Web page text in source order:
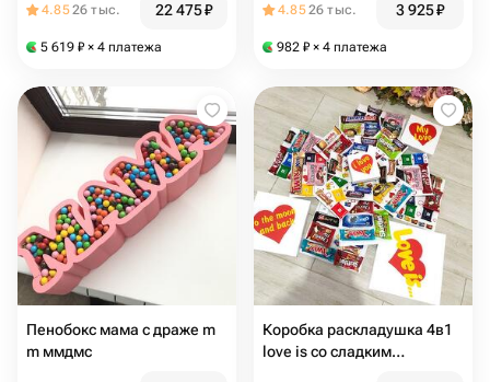
4.8526 тыс. 22 475₽
5 619 ₽ × 4 платежа
4.8526 тыс. 3 925₽
982 ₽ × 4 платежа
Пенобокс мама с драже m
m ммдмс
Коробка раскладушка 4в1
love is со сладким